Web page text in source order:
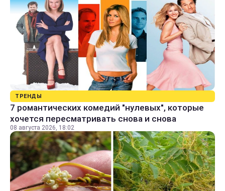
ТРЕНДЫ
7 романтических комедий "нулевых", которые
хочется пересматривать снова и снова
08 августа 2026, 18:02